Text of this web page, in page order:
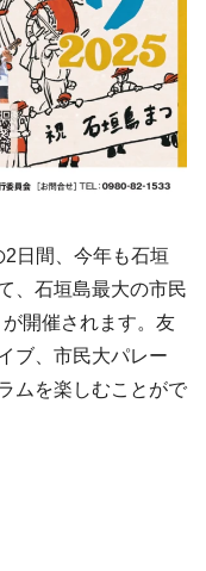
日間、今年も石垣
、石垣島最大の市民
開催されます。友
ブ、市民大パレー
ムを楽しむことがで